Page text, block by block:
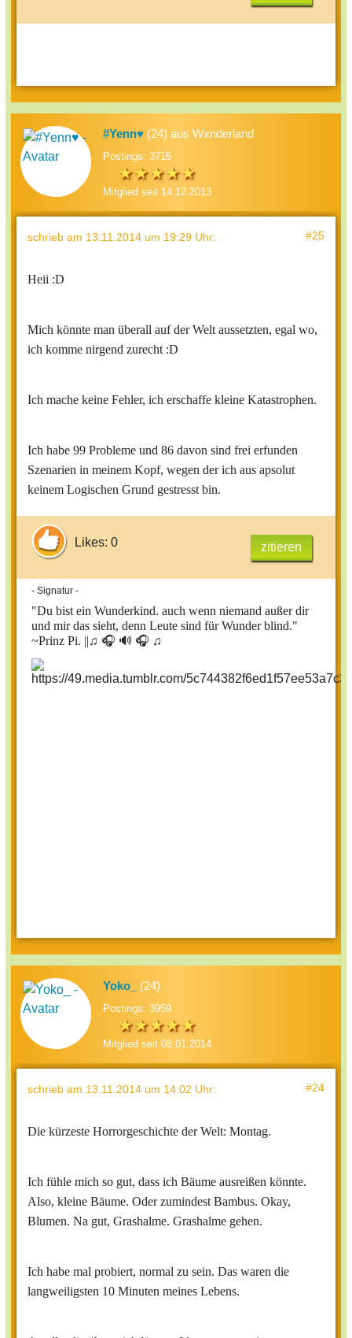
#Yenn♥ (24) aus Wxnderland
Postings: 3715
Mitglied seit 14.12.2013
schrieb am 13.11.2014 um 19:29 Uhr: #25
Heii :D
Mich könnte man überall auf der Welt aussetzten, egal wo,
ich komme nirgend zurecht :D
Ich mache keine Fehler, ich erschaffe kleine Katastrophen.
Ich habe 99 Probleme und 86 davon sind frei erfunden
Szenarien in meinem Kopf, wegen der ich aus apsolut
keinem Logischen Grund gestresst bin.
Likes: 0 zitieren
- Signatur -
"Du bist ein Wunderkind. auch wenn niemand außer dir
und mir das sieht, denn Leute sind für Wunder blind."
~Prinz Pi. ||♫ 🎧 🔊 🎧 ♫
Yoko_ (24)
Postings: 3959
Mitglied seit 08.01.2014
schrieb am 13.11.2014 um 14:02 Uhr: #24
Die kürzeste Horrorgeschichte der Welt: Montag.
Ich fühle mich so gut, dass ich Bäume ausreißen könnte.
Also, kleine Bäume. Oder zumindest Bambus. Okay,
Blumen. Na gut, Grashalme. Grashalme gehen.
Ich habe mal probiert, normal zu sein. Das waren die
langweiligsten 10 Minuten meines Lebens.